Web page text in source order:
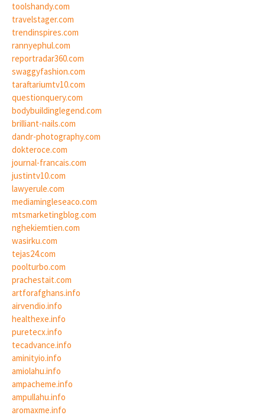
toolshandy.com
travelstager.com
trendinspires.com
rannyephul.com
reportradar360.com
swaggyfashion.com
taraftariumtv10.com
questionquery.com
bodybuildinglegend.com
brilliant-nails.com
dandr-photography.com
dokteroce.com
journal-francais.com
justintv10.com
lawyerule.com
mediamingleseaco.com
mtsmarketingblog.com
nghekiemtien.com
wasirku.com
tejas24.com
poolturbo.com
prachestait.com
artforafghans.info
airvendio.info
healthexe.info
puretecx.info
tecadvance.info
aminityio.info
amiolahu.info
ampacheme.info
ampullahu.info
aromaxme.info